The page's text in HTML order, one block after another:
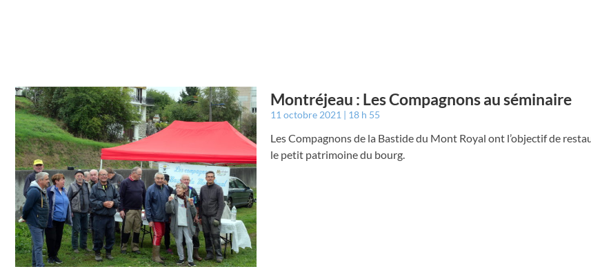
Montréjeau : Les Compagnons au séminaire
11 octobre 2021 18 h 55
Les Compagnons de la Bastide du Mont Royal ont l’objectif de
le petit patrimoine du bourg.